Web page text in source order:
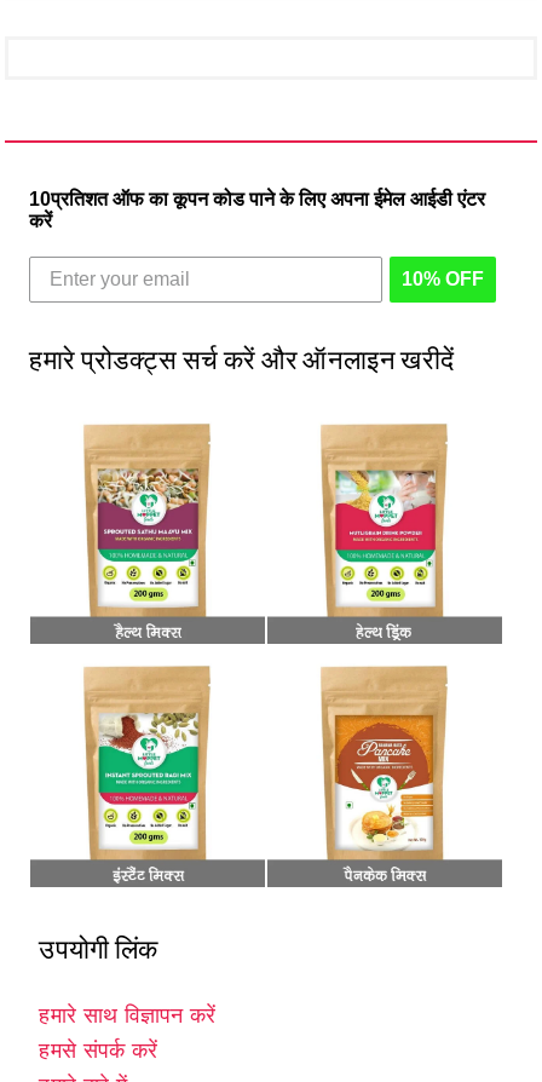
10प्रतिशत ऑफ का कूपन कोड पाने के लिए अपना ईमेल आईडी एंटर
करें
10% OFF
हमारे प्रोडक्ट्स सर्च करें और ऑनलाइन खरीदें
उपयोगी लिंक
हमारे साथ विज्ञापन करें
हमसे संपर्क करें